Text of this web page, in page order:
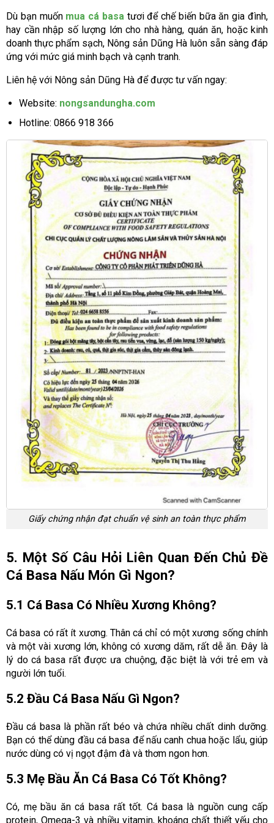
Dù bạn muốn mua cá basatươi để chế biến bữa ăn gia đình,
hay cần nhập số lượng lớn cho nhà hàng, quán ăn, hoặc kinh
doanh thực phẩm sạch, Nông sản Dũng Hà luôn sẵn sàng đáp
ứng với mức giá minh bạch và cạnh tranh.
Liên hệ với Nông sản Dũng Hà để được tư vấn ngay:
Website: nongsandungha.com
Hotline: 0866 918 366
Giấy chứng nhận đạt chuẩn vệ sinh an toàn thực phẩm
5. Một Số Câu Hỏi Liên Quan Đến Chủ Đề
Cá Basa Nấu Món Gì Ngon?
5.1 Cá Basa Có Nhiều Xương Không?
Cá basa có rất ít xương. Thân cá chỉ có một xương sống chính
và một vài xương lớn, không có xương dăm, rất dễ ăn. Đây là
lý do cá basa rất được ưa chuộng, đặc biệt là với trẻ em và
người lớn tuổi.
5.2 Đầu Cá Basa Nấu Gì Ngon?
Đầu cá basa là phần rất béo và chứa nhiều chất dinh dưỡng.
Bạn có thể dùng đầu cá basa để nấu canh chua hoặc lẩu, giúp
nước dùng có vị ngọt đậm đà và thơm ngon hơn.
5.3 Mẹ Bầu Ăn Cá Basa Có Tốt Không?
Có, mẹ bầu ăn cá basa rất tốt. Cá basa là nguồn cung cấp
protein, Omega-3 và nhiều vitamin, khoáng chất thiết yếu cho